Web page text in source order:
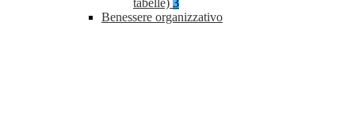
tabelle) 3
Benessere organizzativo